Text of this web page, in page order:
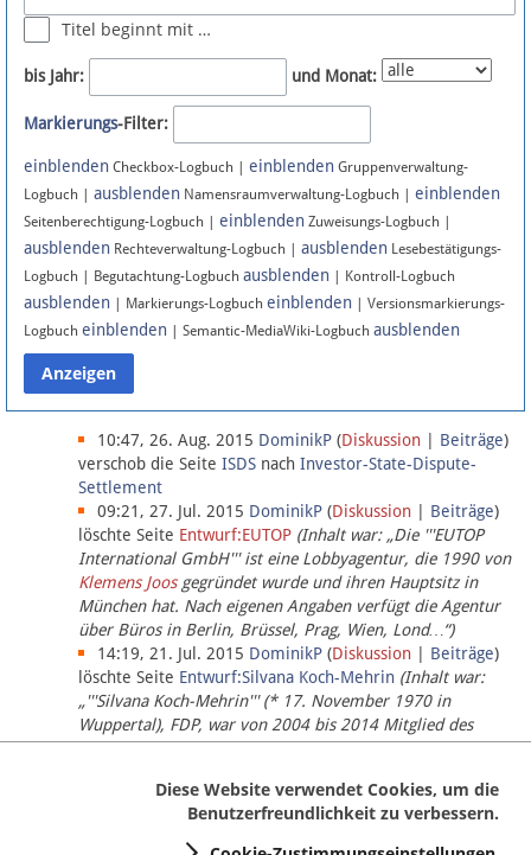
Newsletter
Bluesky
Facebook
Instagram
Anmelden
Datenschutz
Über Lobbypedia
Impressum
Titel beginnt mit …
bis Jahr: und Monat:
Markierungs-Filter:
einblenden Checkbox-Logbuch | einblenden Gruppenverwaltung-
Logbuch | ausblenden Namensraumverwaltung-Logbuch | einblenden
Seitenberechtigung-Logbuch | einblenden Zuweisungs-Logbuch |
ausblenden Rechteverwaltung-Logbuch | ausblenden Lesebestätigungs-
Logbuch | Begutachtung-Logbuch ausblenden | Kontroll-Logbuch
ausblenden | Markierungs-Logbuch einblenden | Versionsmarkierungs-
Logbuch einblenden | Semantic-MediaWiki-Logbuch ausblenden
10:47, 26. Aug. 2015 DominikP (Diskussion Beiträge)
verschob die Seite ISDS nach Investor-State-Dispute-
Settlement
09:21, 27. Jul. 2015 DominikP (Diskussion Beiträge)
löschte Seite Entwurf:EUTOP (Inhalt war: „Die '''EUTOP
International GmbH''' ist eine Lobbyagentur, die 1990 von
Klemens Joosgegründet wurde und ihren Hauptsitz in
München hat. Nach eigenen Angaben verfügt die Agentur
über Büros in Berlin, Brüssel, Prag, Wien, Lond…“)
14:19, 21. Jul. 2015 DominikP (Diskussion Beiträge)
löschte Seite Entwurf:Silvana Koch-Mehrin (Inhalt war:
„'''Silvana Koch-Mehrin''' (* 17. November 1970 in
Wuppertal), FDP, war von 2004 bis 2014 Mitglied des
Europäischen Parlaments, seit November 2014 ist sie für
Diese Website verwendet Cookies, um die
Benutzerfreundlichkeit zu verbessern.